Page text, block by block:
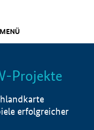
MENÜ
Info
Projekte
erfolgreicher